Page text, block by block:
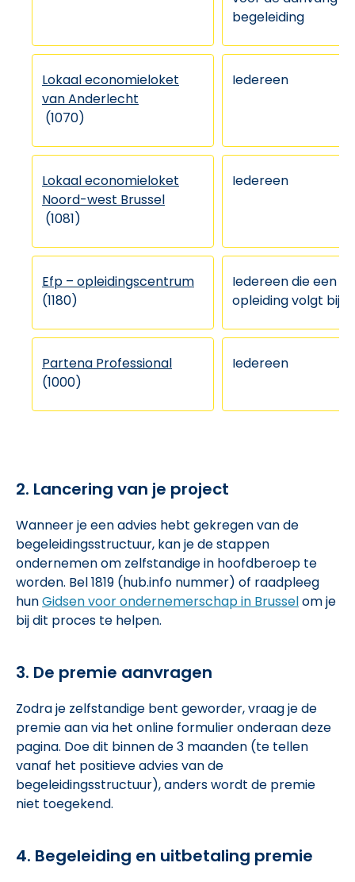
begeleiding
Lokaal economieloket
van Anderlecht
(1070)
Iedereen
Lokaal economieloket
Noord-west Brussel
(1081)
Iedereen
Efp – opleidingscentrum
(1180)
Iedereen die een
opleiding volgt bij
Partena Professional
(1000)
Iedereen
2. Lancering van je project
Wanneer je een advies hebt gekregen van de
begeleidingsstructuur, kan je de stappen
ondernemen om zelfstandige in hoofdberoep te
worden. Bel 1819 (hub.info nummer) of raadpleeg
hunGidsen voor ondernemerschap in Brusselom je
bij dit proces te helpen.
3. De premie aanvragen
Zodra je zelfstandige bent geworder, vraag je de
premie aan via het online formulier onderaan deze
pagina. Doe dit binnen de 3 maanden (te tellen
vanaf het positieve advies van de
begeleidingsstructuur), anders wordt de premie
niet toegekend.
4. Begeleiding en uitbetaling premie